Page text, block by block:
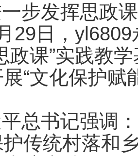
步发挥思政
29日，
政课”实践教
“文化保护赋
总书记强调
传统村落和